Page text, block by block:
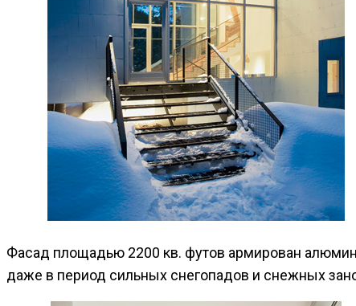
Фасад площадью 2200 кв. футов армирован
даже в период сильных снегопадов и снежных